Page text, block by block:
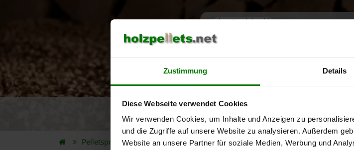
Zustimmung Details
Diese Webseite verwendet Cookies
Wir verwenden Cookies, um Inhalte und Anzeigen zu
und die Zugriffe auf unsere Website zu analysieren. Außerdem
Website an unsere Partner für soziale Medien, Werbung und
Ihre Postleitzahl
4,93 von 5
5.084 Bewertungen
Pelletspreise BundeslandNordrhein-Westfalen Landkreis Euskirchen